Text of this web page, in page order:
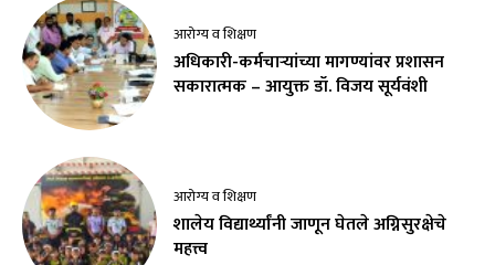
आरोग्य व शिक्षण
अधिकारी-कर्मचाऱ्यांच्या मागण्यांवर प्रशासन
सकारात्मक – आयुक्त डॉ. विजय सूर्यवंशी
आरोग्य व शिक्षण
शालेय विद्यार्थ्यांनी जाणून घेतले अग्निसुरक्षेचे
महत्त्व